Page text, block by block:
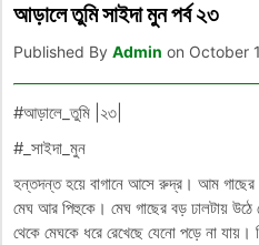
আড়ালে তুমি সাইদা মুন পর্ব ২৩
Published By Admin on October
#আড়ালে_তুমি |২৩|
#_সাইদা_মুন
হন্তদন্ত হয়ে বাগানে আসে রুদ্র। আম গাছের
মেঘ আর পিহুকে। মেঘ গাছের বড় ঢালটায়
থেকে মেঘকে ধরে রেখেছে যেনো পড়ে না যায়।